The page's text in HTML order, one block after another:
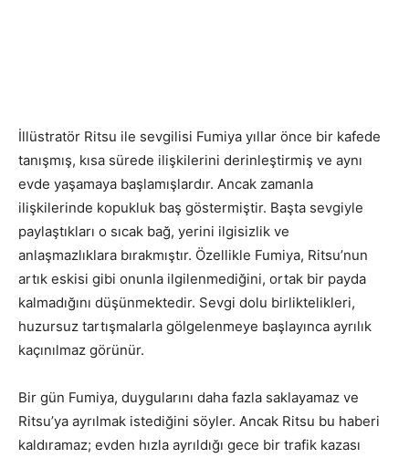
İllüstratör Ritsu ile sevgilisi Fumiya yıllar önce bir kafede
tanışmış, kısa sürede ilişkilerini derinleştirmiş ve aynı
evde yaşamaya başlamışlardır. Ancak zamanla
ilişkilerinde kopukluk baş göstermiştir. Başta sevgiyle
paylaştıkları o sıcak bağ, yerini ilgisizlik ve
anlaşmazlıklara bırakmıştır. Özellikle Fumiya, Ritsu’nun
artık eskisi gibi onunla ilgilenmediğini, ortak bir payda
kalmadığını düşünmektedir. Sevgi dolu birliktelikleri,
huzursuz tartışmalarla gölgelenmeye başlayınca ayrılık
kaçınılmaz görünür.
Bir gün Fumiya, duygularını daha fazla saklayamaz ve
Ritsu’ya ayrılmak istediğini söyler. Ancak Ritsu bu haberi
kaldıramaz; evden hızla ayrıldığı gece bir trafik kazası